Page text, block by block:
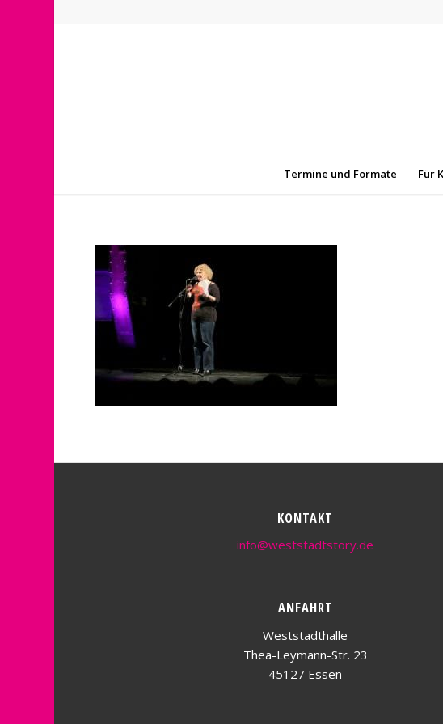
Termine und Formate Für
KONTAKT
info@weststadtstory.de
ANFAHRT
Weststadthalle
Thea-Leymann-Str. 23
45127 Essen